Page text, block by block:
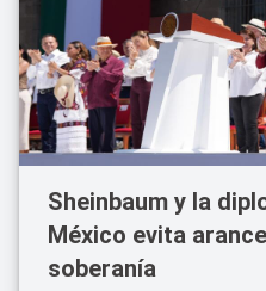
Sheinbaum y la
México evita
soberanía